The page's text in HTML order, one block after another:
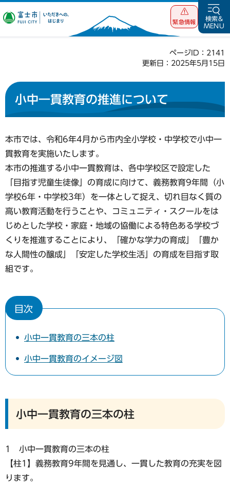
富士市 いただ
緊急情報
検索&
MENU
ページID：2141
更新日：2025年5月15日
小中一貫教育の推進について
本市では、令和6年4月から市内全小学校・中学校で小中一
貫教育を実施いたします。
本市の推進する小中一貫教育は、各中学校区で設定した
「目指す児童生徒像」の育成に向けて、義務教育9年間（小
学校6年・中学校3年）を一体として捉え、切れ目なく質の
高い教育活動を行うことや、コミュニティ・スクールをは
じめとした学校・家庭・地域の協働による特色ある学校づ
くりを推進することにより、「確かな学力の育成」「豊か
な人間性の醸成」「安定した学校生活」の育成を目指す取
組です。
目次
小中一貫教育の三本の柱
小中一貫教育のイメージ図
小中一貫教育の三本の柱
1 小中一貫教育の三本の柱
【柱1】義務教育9年間を見通し、一貫した教育の充実を図
ります。